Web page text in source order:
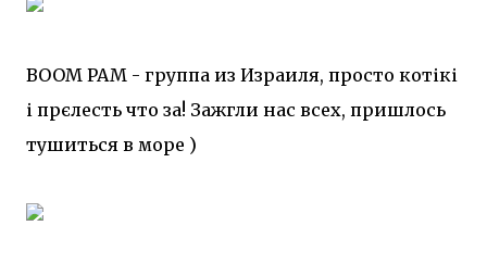
BOOM PAM - группа из Израиля, просто котікі
і прєлесть что за! Зажгли нас всех, пришлось
тушиться в море )